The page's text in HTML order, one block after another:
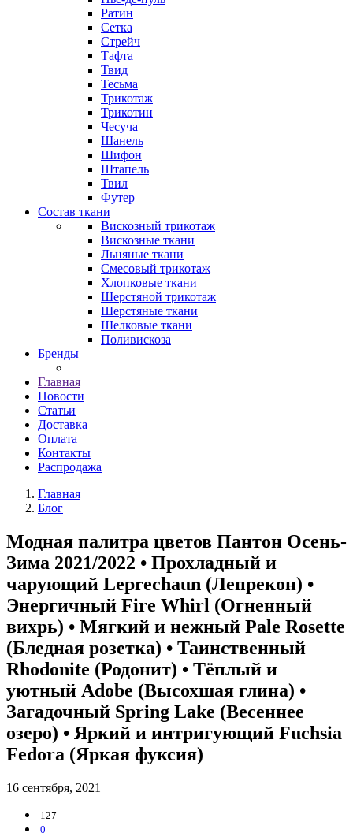
Ратин
Сетка
Стрейч
Тафта
Твид
Тесьма
Трикотаж
Трикотин
Чесуча
Шанель
Шифон
Штапель
Твил
Футер
Состав ткани
Вискозный трикотаж
Вискозные ткани
Льняные ткани
Смесовый трикотаж
Хлопковые ткани
Шерстяной трикотаж
Шерстяные ткани
Шелковые ткани
Поливискоза
Бренды
Главная
Новости
Статьи
Доставка
Оплата
Контакты
Распродажа
Главная
Блог
Модная палитра цветов Пантон Осень-
Зима 2021/2022 • Прохладный и
чарующий Leprechaun (Лепрекон) •
Энергичный Fire Whirl (Огненный
вихрь) • Мягкий и нежный Pale Rosette
(Бледная розетка) • Таинственный
Rhodonite (Родонит) • Тёплый и
уютный Adobe (Высохшая глина) •
Загадочный Spring Lake (Весеннее
озеро) • Яркий и интригующий Fuchsia
Fedora (Яркая фуксия)
16 сентября, 2021
127
0